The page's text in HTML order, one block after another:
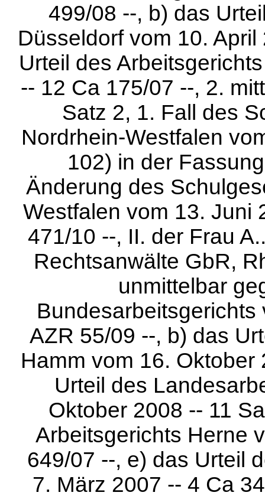
499/08 --, b) das
Düsseldorf vom 10.
Urteil des
-- 12 Ca 175/07 --, 2.
Satz 2, 1. Fall des
Nordrhein-Westfalen
102) in der
Änderung des
Westfalen vom 13. Juni
471/10 --, II. der Frau
Rechtsanwälte GbR,
unmittelbar
AZR 55/09 --, b) das
Hamm vom 16. Oktober
Urteil des
Oktober 2008 -- 11
Arbeitsgerichts Herne
649/07 --, e) das Urteil
7. März 2007 -- 4 Ca